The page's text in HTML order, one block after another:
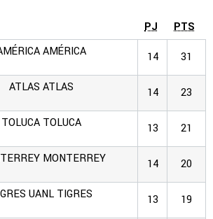
PJ PTS
AMÉRICA 14 31
ATLAS ATLAS 14 23
TOLUCA TOLUCA 13 21
MONTERREY 14 20
UANL TIGRES 13 19